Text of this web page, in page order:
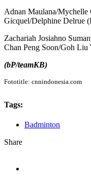
Adnan Maulana/Mychelle
Gicquel/Delphine Delrue
Zachariah Josiahno
Chan Peng Soon/Goh Liu
(bP/teamKB)
Fototitle: cnnindonesia.com
Tags:
Badminton
Share